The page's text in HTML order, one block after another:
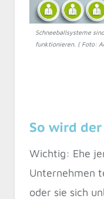
Schneeballsysteme
funktionieren. ( Foto:
So wird
Wichtig: Ehe
Unternehmen
oder sie sich